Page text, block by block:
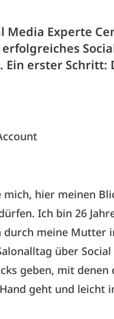
Media Experte
erster Schritt:
hier meinen
Ich bin 26
meine Mutter
über
geben, mit denen
geht und leicht